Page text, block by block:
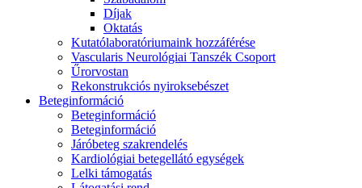
Díjak
Oktatás
Kutatólaboratóriumaink hozzáférése
Vascularis Neurológiai Tanszék Csoport
Űrorvostan
Rekonstrukciós nyiroksebészet
Beteginformáció
Beteginformáció
Beteginformáció
Járóbeteg szakrendelés
Kardiológiai betegellátó egységek
Lelki támogatás